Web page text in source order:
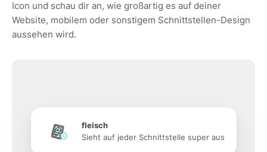
Icon und schau dir an, wie großartig es auf deiner
Website, mobilem oder sonstigem Schnittstellen-Design
aussehen wird.
fleisch
Sieht auf jeder Schnittstelle super aus